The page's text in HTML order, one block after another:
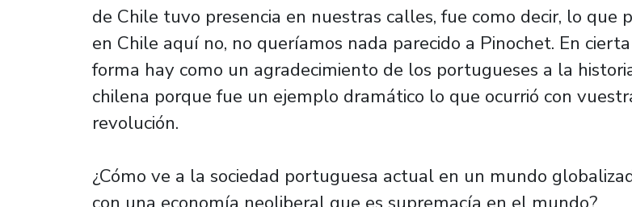
de Chile tuvo presencia en nuestras calles, fue como decir, lo que
en Chile aquí no, no queríamos nada parecido a Pinochet. En cierta
forma hay como un agradecimiento de los portugueses a la
chilena porque fue un ejemplo dramático lo que ocurrió con
revolución.
¿Cómo ve a la sociedad portuguesa actual en un mundo